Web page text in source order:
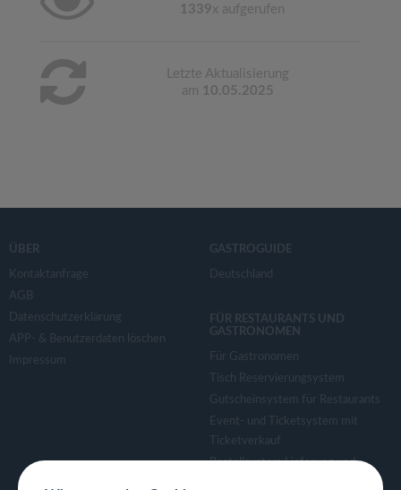
1339x aufgerufen
Letzte Aktualisierung
am 10.05.2025
ÜBER
Kontaktanfrage
AGB
Datenschutzerklärung
APP- & Benutzerdaten löschen
Impressum
GASTROGUIDE
Deutschland
FÜR RESTAURANTS UND
GASTRONOMEN
Für Gastronomen
Tisch Reservierungsystem
Gutscheinsystem für Restaurants
Event- und Ticketsystem mit
Ticketverkauf
Bestellsystem Lieferung und